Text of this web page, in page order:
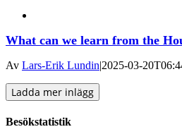
What can we learn from the
Av Lars-Erik Lundin|2025-03-
Ladda mer inlägg
Besökstatistik